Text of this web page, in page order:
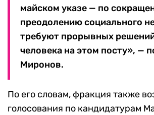
майском указе — по
преодолению социального
требуют прорывных
человека на этом посту», —
Миронов.
По его словам, фракция также
голосования по кандидатурам